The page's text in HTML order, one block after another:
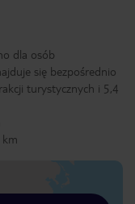
dla osób
się bezpośrednio
turystycznych i 5,4
km